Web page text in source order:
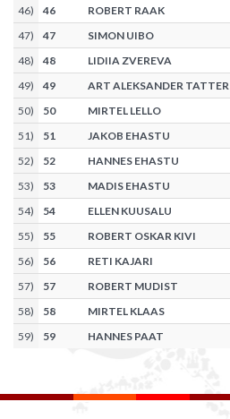
46) 46
ROBERT RAAK
47) 47
SIMON UIBO
48) 48
LIDIIA ZVEREVA
49) 49
ART ALEKSANDER TATTER
50) 50
MIRTEL LELLO
51) 51
JAKOB EHASTU
52) 52
HANNES EHASTU
53) 53
MADIS EHASTU
54) 54
ELLEN KUUSALU
55) 55
ROBERT OSKAR KIVI
56) 56
RETI KAJARI
57) 57
ROBERT MUDIST
58) 58
MIRTEL KLAAS
59) 59 HANNES PAAT